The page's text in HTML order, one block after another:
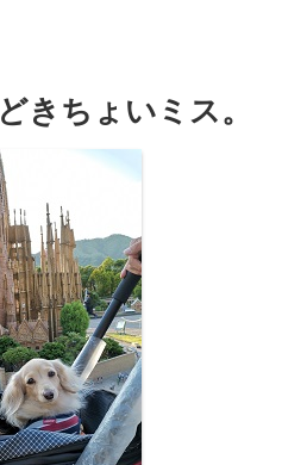
きちょいミス。